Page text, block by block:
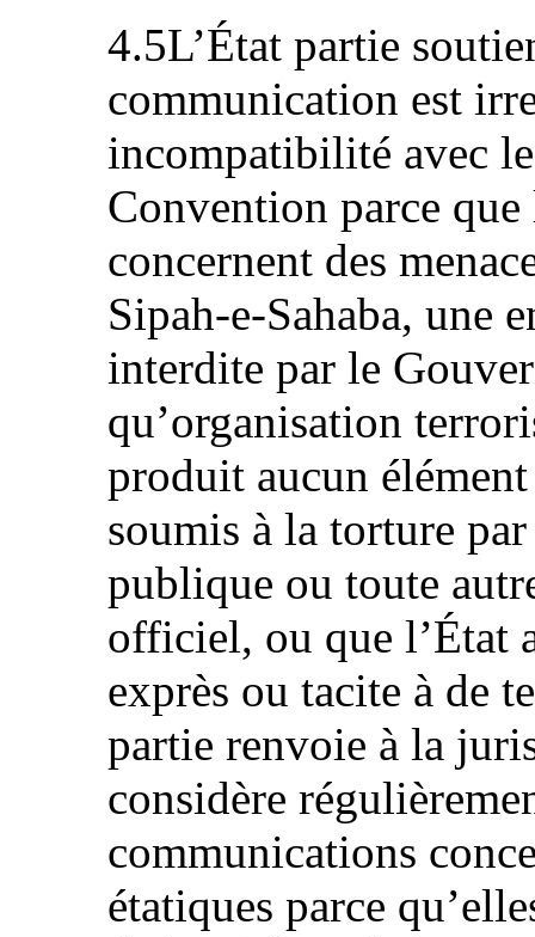
4.5L’État partie
communication est
incompatibilité avec
Convention parce
concernent des
Sipah‑e‑Sahaba, une
interdite par le
qu’organisation
produit aucun
soumis à la torture
publique ou toute
officiel, ou que l’État
exprès ou tacite à de
partie renvoie à la
considère
communications
étatiques parce